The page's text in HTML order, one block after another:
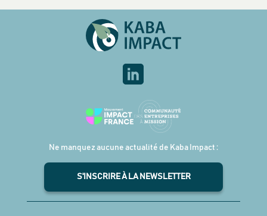
Ne manquez aucune actualité de Kaba Impact :
S'INSCRIRE À LA NEWSLETTER